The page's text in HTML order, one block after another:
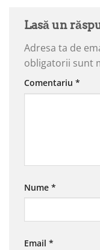
Lasă un
Adresa ta de
obligatorii sunt
Comentariu *
Nume *
Email *